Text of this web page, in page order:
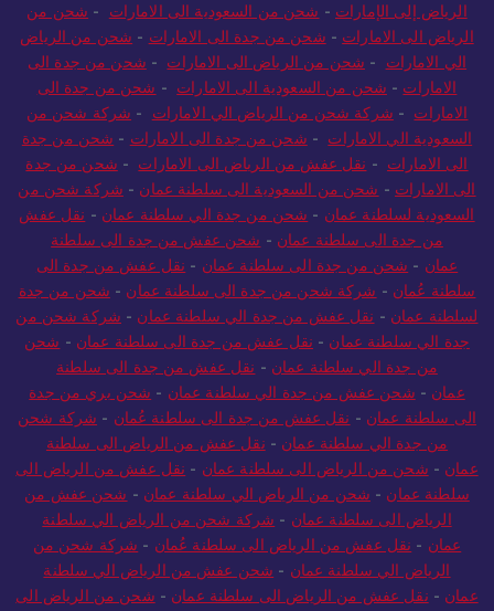
الرياض إلى الإمارات - شحن من السعودية الى الامارات - شحن من
الرياض الى الامارات - شحن من جدة الى الامارات - شحن من الرياض
الي الامارات - شحن من الرياض الى الامارات - شحن من جدة الى
الامارات - شحن من السعودية الى الامارات - شحن من جدة الى
الامارات - شركة شحن من الرياض الي الامارات - شركة شحن من
السعودية الي الامارات - شحن من جدة الى الامارات - شحن من جدة
الى الامارات - نقل عفش من الرياض الى الامارات - شحن من جدة
الى الامارات - شحن من السعودية الى سلطنة عمان - شركة شحن من
السعودية لسلطنة عمان - شحن من جدة الي سلطنة عمان - نقل عفش
من جدة الى سلطنة عمان - شحن عفش من جدة الى سلطنة
عمان - شحن من جدة الى سلطنة عمان - نقل عفش من جدة الى
سلطنة عُمان - شركة شحن من جدة الى سلطنة عمان - شحن من جدة
لسلطنة عمان - نقل عفش من جدة الي سلطنة عمان - شركة شحن من
جدة الي سلطنة عمان - نقل عفش من جدة الى سلطنة عمان - شحن
من جدة الي سلطنة عمان - نقل عفش من جدة الى سلطنة
عمان - شحن عفش من جدة الي سلطنة عمان - شحن بري من جدة
الى سلطنة عمان - نقل عفش من جدة الى سلطنة عُمان - شركة شحن
من جدة الي سلطنة عمان - نقل عفش من الرياض الى سلطنة
عمان - شحن من الرياض الى سلطنة عمان - نقل عفش من الرياض الى
سلطنة عمان - شحن من الرياض الي سلطنة عمان - شحن عفش من
الرياض الى سلطنة عمان - شركة شحن من الرياض الي سلطنة
عمان - نقل عفش من الرياض الى سلطنة عُمان - شركة شحن من
الرياض الي سلطنة عمان - شحن عفش من الرياض الي سلطنة
عمان - نقل عفش من الرياض الى سلطنة عمان - شحن من الرياض الى